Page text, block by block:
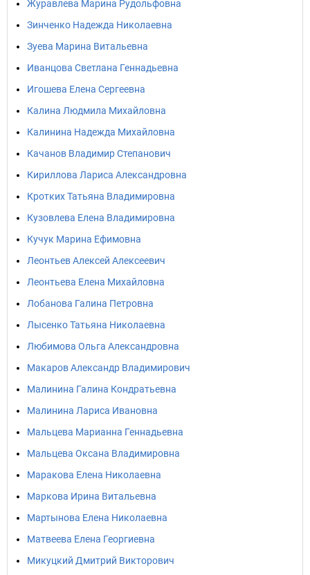
Журавлева Марина Рудольфовна
Зинченко Надежда Николаевна
Зуева Марина Витальевна
Иванцова Светлана Геннадьевна
Игошева Елена Сергеевна
Калина Людмила Михайловна
Калинина Надежда Михайловна
Качанов Владимир Степанович
Кириллова Лариса Александровна
Кротких Татьяна Владимировна
Кузовлева Елена Владимировна
Кучук Марина Ефимовна
Леонтьев Алексей Алексеевич
Леонтьева Елена Михайловна
Лобанова Галина Петровна
Лысенко Татьяна Николаевна
Любимова Ольга Александровна
Макаров Александр Владимирович
Малинина Галина Кондратьевна
Малинина Лариса Ивановна
Мальцева Марианна Геннадьевна
Мальцева Оксана Владимировна
Маракова Елена Николаевна
Маркова Ирина Витальевна
Мартынова Елена Николаевна
Матвеева Елена Георгиевна
Микуцкий Дмитрий Викторович